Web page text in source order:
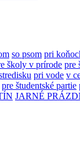
so psom pri
školy v prírode pre
pri vode v
pre študentské partie
JARNÉ